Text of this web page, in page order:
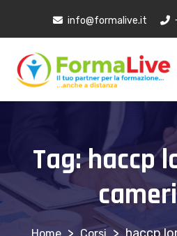
info@formalive.it
Tag:haccp